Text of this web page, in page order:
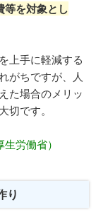
等を対象とし
上手に軽減する
がちですが、人
た場合のメリッ
切です。
労働省）
り